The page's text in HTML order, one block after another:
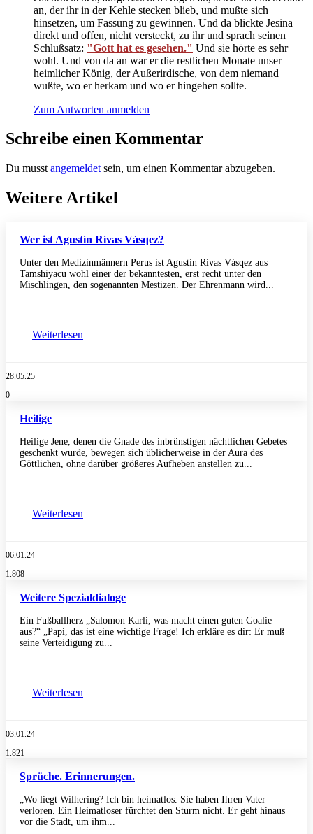
an, der ihr in der Kehle stecken blieb, und mußte sich
hinsetzen, um Fassung zu gewinnen. Und da blickte Jesina
direkt und offen, nicht versteckt, zu ihr und sprach seinen
Schlußsatz: "Gott hat es gesehen." Und sie hörte es sehr
wohl. Und von da an war er die restlichen Monate unser
heimlicher König, der Außerirdische, von dem niemand
wußte, wo er herkam und wo er hingehen sollte.
Zum Antworten anmelden
Schreibe einen Kommentar
Du musst angemeldet sein, um einen Kommentar abzugeben.
Weitere Artikel
Wer ist Agustín Rívas Vásqez?
Unter den Medizinmännern Perus ist Agustín Rívas Vásqez aus
Tamshiyacu wohl einer der bekanntesten, erst recht unter den
Mischlingen, den sogenannten Mestizen. Der Ehrenmann wird...
Weiterlesen
28.05.25
0
Heilige
Heilige Jene, denen die Gnade des inbrünstigen nächtlichen Gebetes
geschenkt wurde, bewegen sich üblicherweise in der Aura des
Göttlichen, ohne darüber größeres Aufheben anstellen zu...
Weiterlesen
06.01.24
1.808
Weitere Spezialdialoge
Ein Fußballherz „Salomon Karli, was macht einen guten Goalie
aus?“ „Papi, das ist eine wichtige Frage! Ich erkläre es dir: Er muß
seine Verteidigung zu...
Weiterlesen
03.01.24
1.821
Sprüche. Erinnerungen.
„Wo liegt Wilhering? Ich bin heimatlos. Sie haben Ihren Vater
verloren. Ein Heimatloser fürchtet den Sturm nicht. Er geht hinaus
vor die Stadt, um ihm...